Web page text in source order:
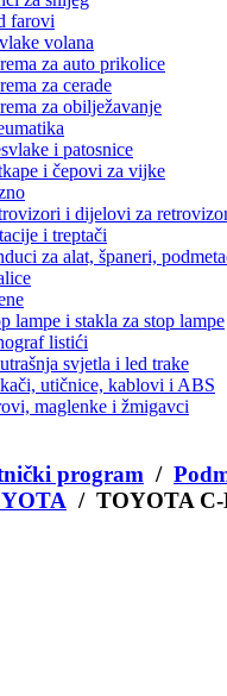
farovi
volana
za auto prikolice
za cerade
za obilježavanje
i patosnice
i čepovi za vijke
i dijelovi za
i treptači
za alat, španeri,
lampe i stakla za stop lampe
listići
svjetla i led trake
utičnice, kablovi i ABS
maglenke i žmigavci
program /
/ TOYOTA